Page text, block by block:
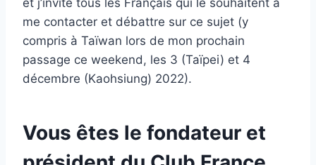
et j’invite tous les Français qui le souhaitent à
me contacter et débattre sur ce sujet (y
compris à Taïwan lors de mon prochain
passage ce weekend, les 3 (Taïpei) et 4
décembre (Kaohsiung) 2022).
Vous êtes le fondateur et